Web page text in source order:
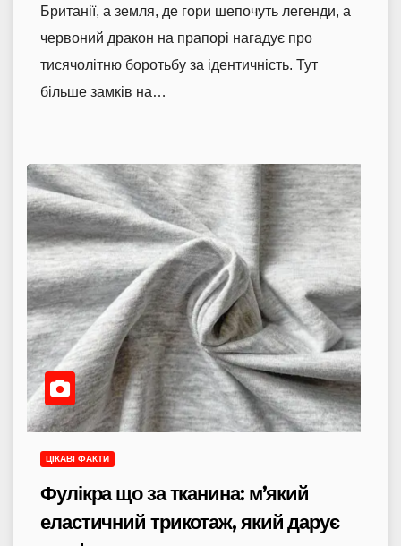
Британії, а земля, де гори шепочуть легенди, а
червоний дракон на прапорі нагадує про
тисячолітню боротьбу за ідентичність. Тут
більше замків на…
ЦІКАВІ ФАКТИ
Фулікра що за тканина: м’який
еластичний трикотаж, який дарує